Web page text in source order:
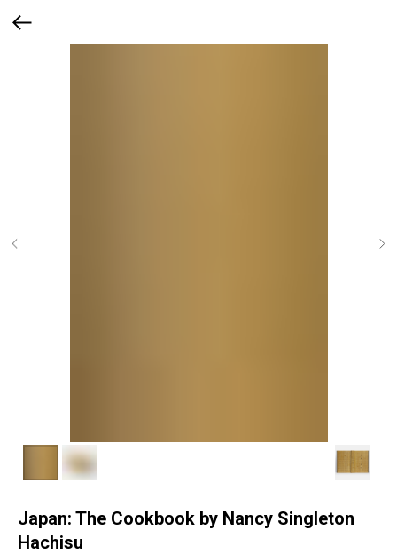
Japan: The Cookbook by Nancy Singleton
Hachisu